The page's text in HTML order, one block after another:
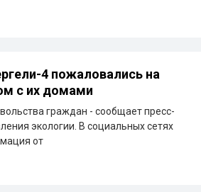
4 пожаловались на
с их домами
граждан - сообщает пресс-
экологии. В социальных сетях
от